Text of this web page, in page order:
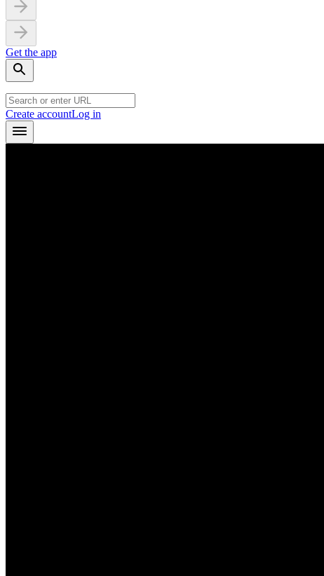
Get the app
Create accountLog in